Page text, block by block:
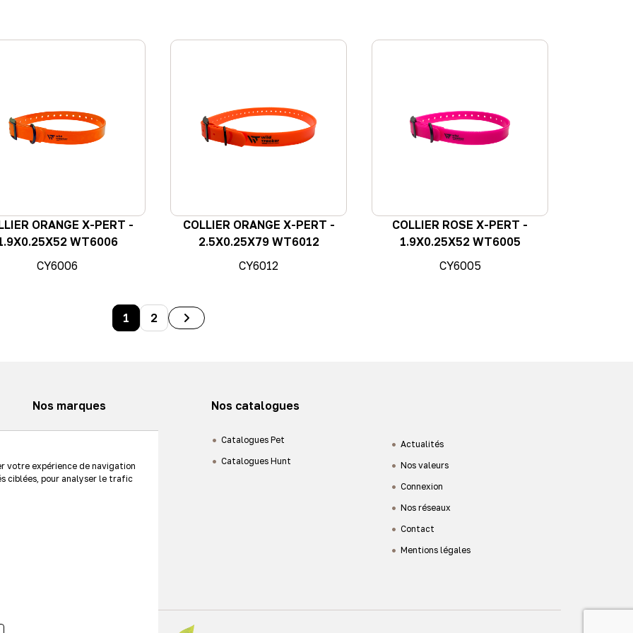
ORANGE X-PERT -
WT6006
CY6006
COLLIER ORANGE X-PERT -
2.5X0.25X79 WT6012
CY6012
COLLIER ROSE X-PERT -
1.9X0.25X52 WT6005
CY6005
1 2
Nos marques
Chasse
Nos catalogues
Catalogues Pet
Catalogues Hunt
Actualités
Nos valeurs
Connexion
Nos réseaux
Contact
Mentions légales
votre expérience de navigation
ciblées, pour analyser le trafic